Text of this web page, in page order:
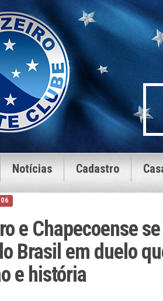
Notícias Cadastro
e Chapecoense
Brasil em duelo
e história